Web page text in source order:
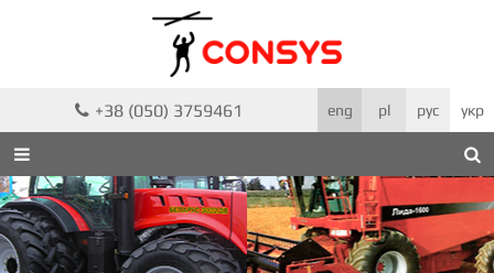
eng pl рус укр
 +38 (050) 3759461
